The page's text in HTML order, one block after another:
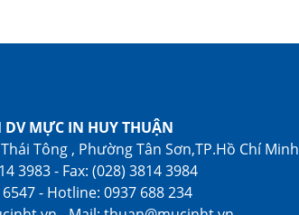
DV MỰC IN HUY THUẬN
Tông , Phường Tân Sơn,TP.Hồ Chí Minh
3983 - Fax: (028) 3814 3984
- Hotline: 0937 688 234